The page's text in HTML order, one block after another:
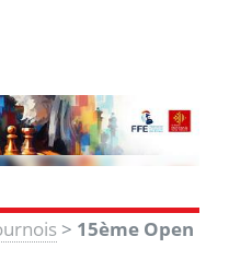
> 15ème Open